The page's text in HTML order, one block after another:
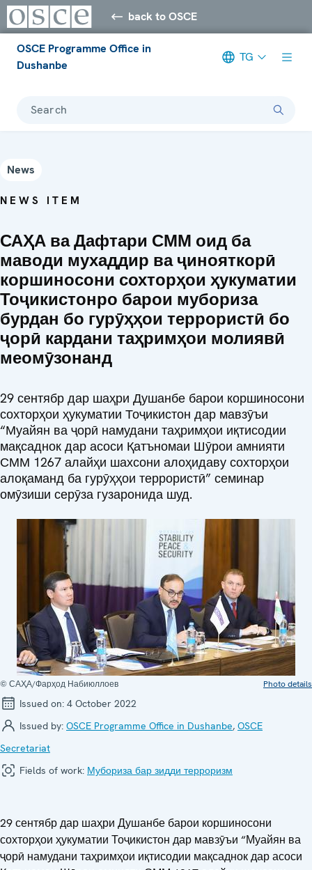
back to OSCE
OSCE Programme Office in
Dushanbe
TG
Search
News
NEWS ITEM
САҲА ва Дафтари СММ оид ба
маводи мухаддир ва ҷинояткорӣ
коршиносони сохторҳои ҳукуматии
Тоҷикистонро барои мубориза
бурдан бо гурӯҳҳои террористӣ бо
ҷорӣ кардани таҳримҳои молиявӣ
меомӯзонанд
29 сентябр дар шаҳри Душанбе барои коршиносони
сохторҳои ҳукуматии Тоҷикистон дар мавзӯъи
“Муайян ва ҷорӣ намудани таҳримҳои иқтисодии
мақсаднок дар асоси Қатъномаи Шӯрои амнияти
СММ 1267 алайҳи шахсони алоҳидаву сохторҳои
алоқаманд ба гурӯҳҳои террористӣ” семинар
омӯзиши серӯза гузаронида шуд.
© САҲА/Фарҳод Набиюллоев Photo details
Issued on: 4 October 2022
Issued by: OSCE Programme Office in Dushanbe, OSCE
Secretariat
Fields of work: Мубориза бар зидди терроризм
29 сентябр дар шаҳри Душанбе барои коршиносони
сохторҳои ҳукуматии Тоҷикистон дар мавзӯъи “Муайян ва
ҷорӣ намудани таҳримҳои иқтисодии мақсаднок дар асоси